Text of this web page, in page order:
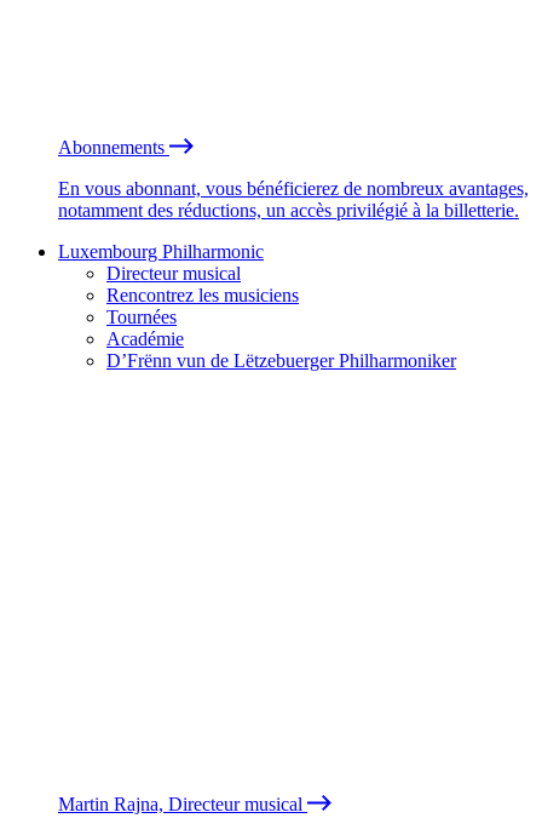
Abonnements
En vous abonnant, vous bénéficierez de nombreux avantages,
notamment des réductions, un accès privilégié à la billetterie.
Luxembourg Philharmonic
Directeur musical
Rencontrez les musiciens
Tournées
Académie
D’Frënn vun de Lëtzebuerger Philharmoniker
Martin Rajna, Directeur musical